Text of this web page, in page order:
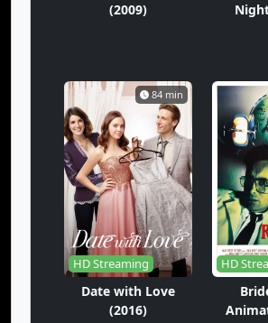
(2009)
84 min
HD Streaming
Date with Love
(2016)
HD